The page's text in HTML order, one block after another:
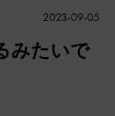
みたいで
公
2023-09-05